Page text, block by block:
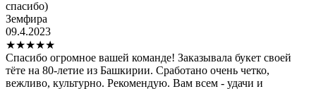
спасибо)
Земфира
09.4.2023
★★★★★
Спасибо огромное вашей команде! Заказывала букет своей
тёте на 80-летие из Башкирии. Сработано очень четко,
вежливо, культурно. Рекомендую. Вам всем - удачи и